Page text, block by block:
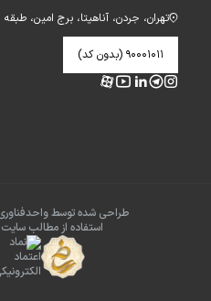
تهران، جردن، آناهیتا، برج امین، طبقه ۱۰
۹۰۰۰۱۰۱۱ (بدون کد)
طراحی شده توسط
استفاده از مطالب سایت